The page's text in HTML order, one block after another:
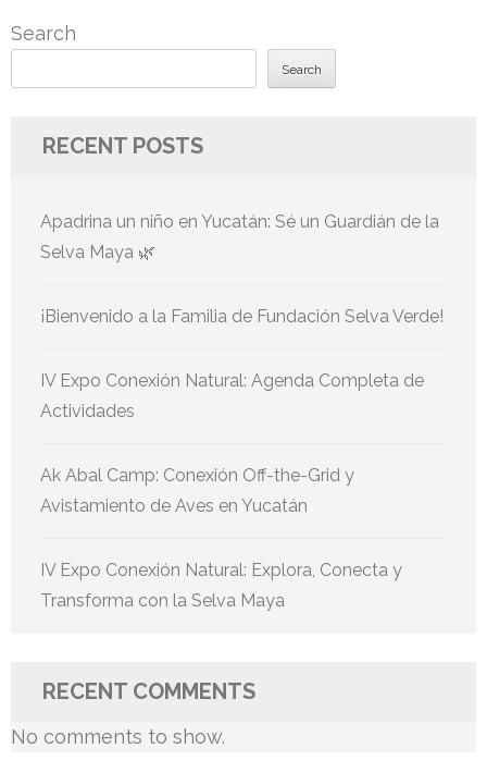
Search
Search
RECENT POSTS
Apadrina un niño en Yucatán: Sé un Guardián de la
Selva Maya 🌿
¡Bienvenido a la Familia de Fundación Selva Verde!
IV Expo Conexión Natural: Agenda Completa de
Actividades
Ak Abal Camp: Conexión Off-the-Grid y
Avistamiento de Aves en Yucatán
IV Expo Conexión Natural: Explora, Conecta y
Transforma con la Selva Maya
RECENT COMMENTS
No comments to show.